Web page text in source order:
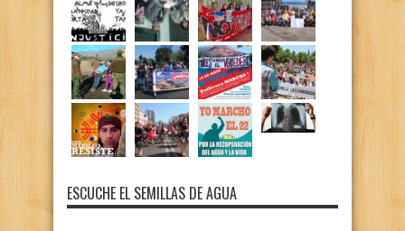
ESCUCHE EL SEMILLAS DE AGUA